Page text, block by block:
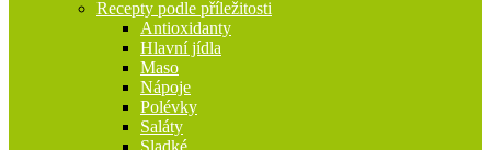
Recepty podle příležitosti
Antioxidanty
Hlavní jídla
Maso
Nápoje
Polévky
Saláty